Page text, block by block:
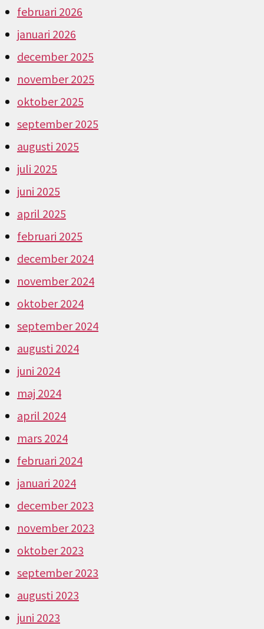
februari 2026
januari 2026
december 2025
november 2025
oktober 2025
september 2025
augusti 2025
juli 2025
juni 2025
april 2025
februari 2025
december 2024
november 2024
oktober 2024
september 2024
augusti 2024
juni 2024
maj 2024
april 2024
mars 2024
februari 2024
januari 2024
december 2023
november 2023
oktober 2023
september 2023
augusti 2023
juni 2023